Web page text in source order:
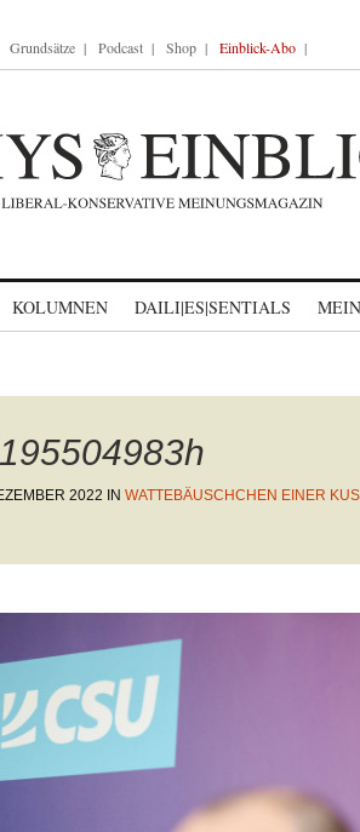
Grundsätze Podcast Shop Einblick-Abo
KOLUMNEN DAILI|ES|SENTIALS
2022 IN WATTEBÄUSCHCHEN EINER